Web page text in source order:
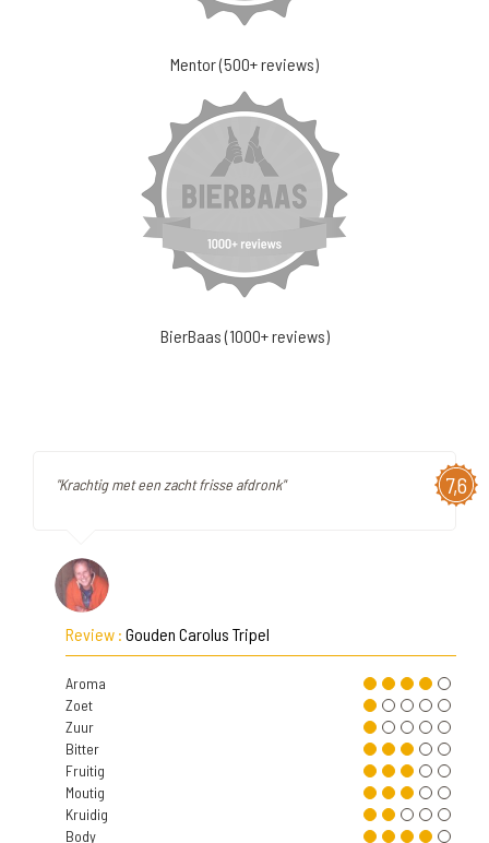
Mentor (500+ reviews)
BierBaas (1000+ reviews)
7,6
"Krachtig met een zacht frisse afdronk"
Review : Gouden Carolus Tripel
Aroma
Zoet
Zuur
Bitter
Fruitig
Moutig
Kruidig
Body